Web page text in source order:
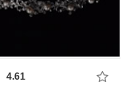
4.61